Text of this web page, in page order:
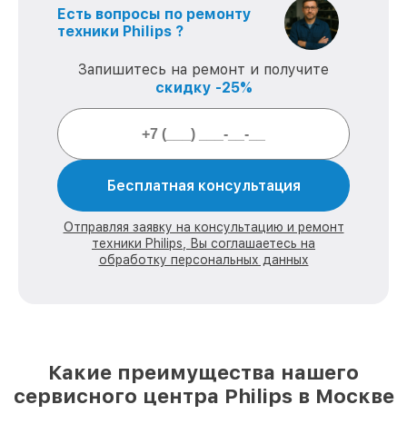
Есть вопросы по ремонту
техники Philips ?
Запишитесь на ремонт и получите
скидку -25%
Бесплатная консультация
Отправляя заявку на консультацию и ремонт
техники Philips, Вы соглашаетесь на
обработку персональных данных
Какие преимущества нашего
сервисного центра Philips в Москве